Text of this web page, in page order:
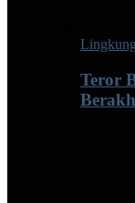
Teror